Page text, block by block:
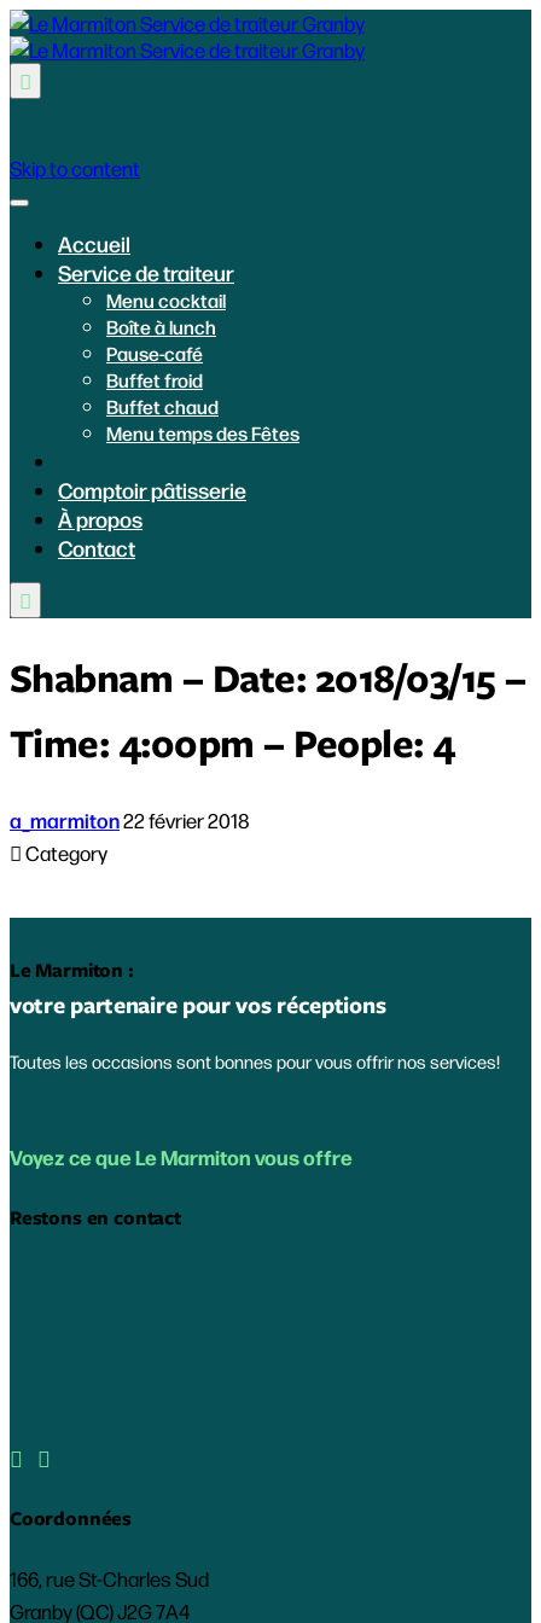

Skip to content
Accueil
Service de traiteur
Menu cocktail
Boîte à lunch
Pause-café
Buffet froid
Buffet chaud
Menu temps des Fêtes
Comptoir pâtisserie
À propos
Contact

Shabnam – Date: 2018/03/15 –
Time: 4:00pm – People: 4
a_marmiton22 février 2018
Category
Le Marmiton :
votre partenaire pour vos réceptions
Toutes les occasions sont bonnes pour vous offrir nos services!
Voyez ce que Le Marmiton vous offre
Restons en contact
 
Coordonnées
166, rue St-Charles Sud
Granby (QC) J2G 7A4